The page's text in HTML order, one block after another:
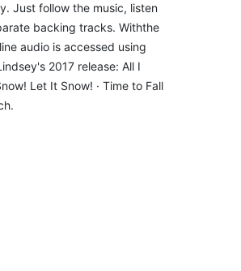
Just follow the music, listen
backing tracks. Withthe
audio is accessed using
2017 release: All I
Let It Snow! · Time to Fall